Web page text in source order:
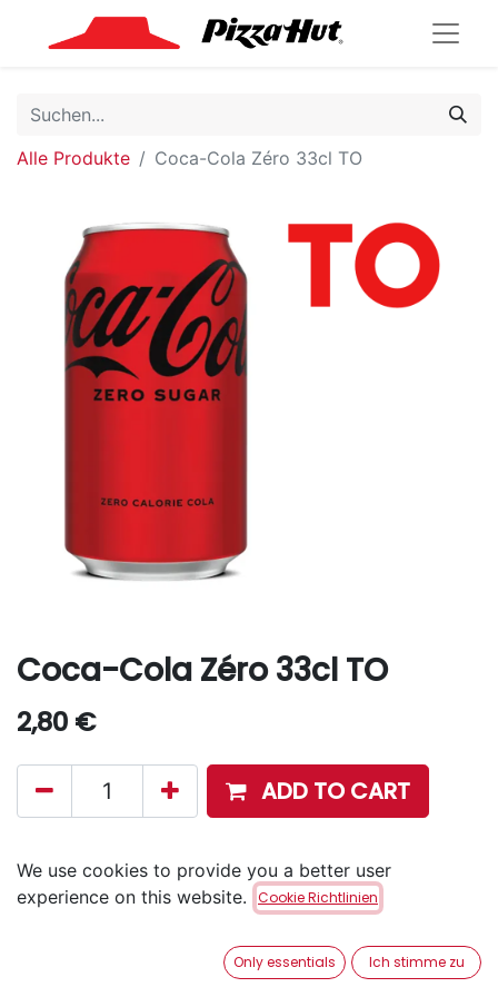
Alle Produkte Coca-Cola Zéro 33cl TO
Coca-Cola Zéro 33cl TO
2,80 €
ADD TO CART
Disponible en retrait en magasin via notre service
Click & Collect .
Aucune livraison à domicile.
We use cookies to provide you a better user
experience on this website.
Cookie Richtlinien
Only essentials Ich stimme zu